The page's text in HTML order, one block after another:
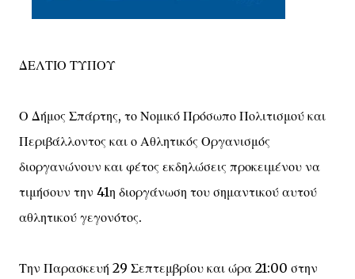
ΔΕΛΤΙΟ ΤΥΠΟΥ
Ο Δήμος Σπάρτης, το Νομικό Πρόσωπο Πολιτισμού και
Περιβάλλοντος και ο Αθλητικός Οργανισμός
διοργανώνουν και φέτος εκδηλώσεις προκειμένου να
τιμήσουν την 41η διοργάνωση του σημαντικού αυτού
αθλητικού γεγονότος.
Την Παρασκευή 29 Σεπτεμβρίου και ώρα 21:00 στην